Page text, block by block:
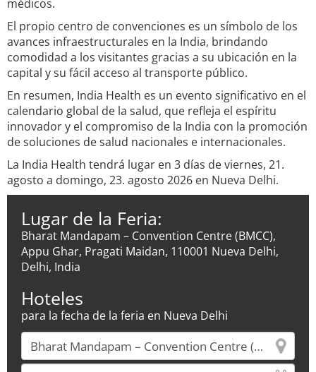
médicos.
El propio centro de convenciones es un símbolo de los
avances infraestructurales en la India, brindando
comodidad a los visitantes gracias a su ubicación en la
capital y su fácil acceso al transporte público.
En resumen, India Health es un evento significativo en el
calendario global de la salud, que refleja el espíritu
innovador y el compromiso de la India con la promoción
de soluciones de salud nacionales e internacionales.
La India Health tendrá lugar en 3 días de viernes, 21.
agosto a domingo, 23. agosto 2026 en Nueva Delhi.
Lugar de la Feria:
Bharat Mandapam – Convention Centre (BMCC),
Appu Ghar, Pragati Maidan, 110001 Nueva Delhi,
Delhi, India
Hoteles
para la fecha de la feria en Nueva Delhi